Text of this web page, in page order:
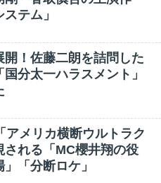
テム」
開！佐藤二朗を詰問した
分太一ハラスメント」
アメリカ横断ウルトラク
される「MC櫻井翔の役
「分断ロケ」